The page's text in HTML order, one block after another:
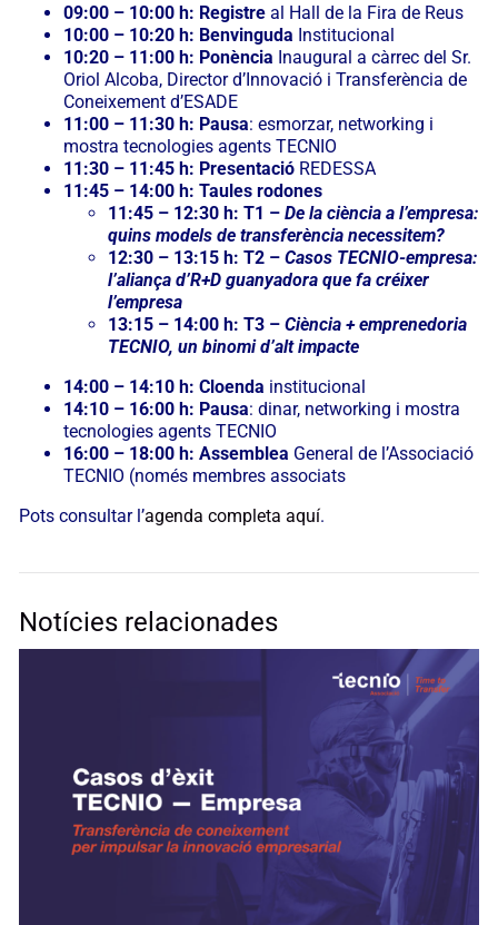
09:00 – 10:00 h: Registre al Hall de la Fira de Reus
10:00 – 10:20 h: Benvinguda Institucional
10:20 – 11:00 h: Ponència Inaugural a càrrec del Sr.
Oriol Alcoba, Director d’Innovació i Transferència de
Coneixement d’ESADE
11:00 – 11:30 h: Pausa: esmorzar, networking i
mostra tecnologies agents TECNIO
11:30 – 11:45 h: Presentació REDESSA
11:45 – 14:00 h: Taules rodones
11:45 – 12:30 h: T1 –De la ciència a l’empresa:
quins models de transferència necessitem?
12:30 – 13:15 h: T2 –Casos TECNIO-empresa:
l’aliança d’R+D guanyadora que fa créixer
l’empresa
13:15 – 14:00 h: T3 –Ciència + emprenedoria
TECNIO, un binomi d’alt impacte
14:00 – 14:10 h: Cloenda institucional
14:10 – 16:00 h: Pausa: dinar, networking i mostra
tecnologies agents TECNIO
16:00 – 18:00 h: Assemblea General de l’Associació
TECNIO (només membres associats
Pots consultar l’agenda completa aquí.
Notícies relacionades